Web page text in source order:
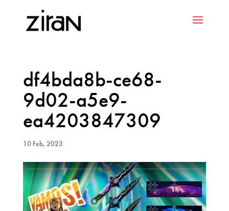
df4bda8b-ce68-
9d02-a5e9-
ea4203847309
10 Feb, 2023